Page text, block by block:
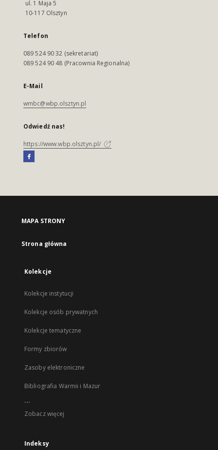
ul. 1 Maja 5
10-117 Olsztyn
Telefon
089 524 90 32 (sekretariat)
089 524 90 48 (Pracownia Regionalna)
E-Mail
wmbc@wbp.olsztyn.pl
Odwiedź nas!
https://www.wbp.olsztyn.pl/
MAPA STRONY
Strona główna
Kolekcje
Kolekcje instytucji
Kolekcje osób prywatnych
Kolekcje tematyczne
Formy zbiorów
Zasoby elektroniczne
Bibliografia Warmii i Mazur
...
Zobacz więcej
Indeksy